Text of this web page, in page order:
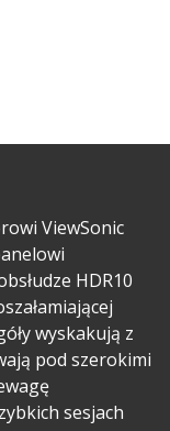
ViewSonic
HDR10
wyskakują z
pod szerokimi
sesjach